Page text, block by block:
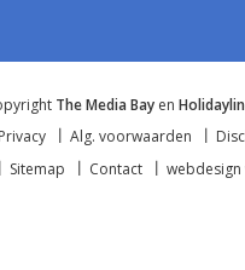
The Media Bay en
Privacy Alg. voorwaarden
Sitemap
Contact webdesign